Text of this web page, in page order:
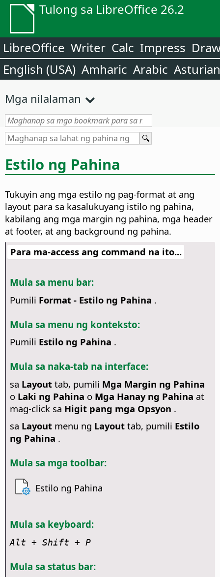
Tulong sa LibreOffice 26.2
LibreOffice Writer Calc Impress
English (USA) Amharic Arabic Asturian
Mga nilalaman
Estilo ng Pahina
Tukuyin ang mga estilo ng pag-format at ang
layout para sa kasalukuyang istilo ng pahina,
kabilang ang mga margin ng pahina, mga header
at footer, at ang background ng pahina.
Para ma-access ang command na ito...
Mula sa menu bar:
Pumili Format - Estilo ng Pahina .
Mula sa menu ng konteksto:
Pumili Estilo ng Pahina .
Mula sa naka-tab na interface:
sa Layouttab, pumili Mga Margin ng Pahina
oLaki ng Pahina oMga Hanay ng Pahina at
mag-click sa Higit pang mga Opsyon .
sa Layoutmenu ng Layouttab, pumili Estilo
ng Pahina .
Mula sa mga toolbar:
Estilo ng Pahina
Mula sa keyboard:
Alt + Shift + P
Mula sa status bar: